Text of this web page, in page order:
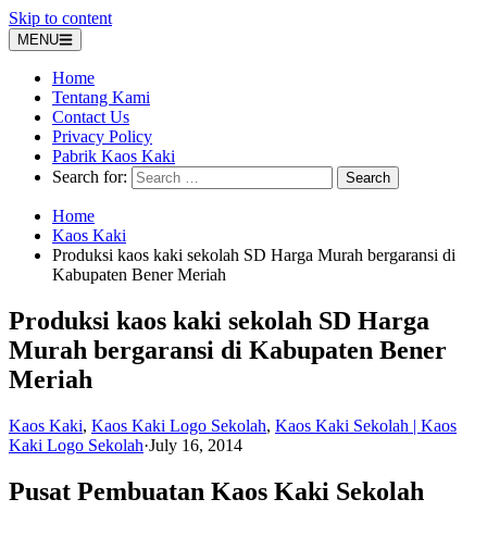
Skip to content
MENU
Home
Tentang Kami
Contact Us
Privacy Policy
Pabrik Kaos Kaki
Search for:
Home
Kaos Kaki
Produksi kaos kaki sekolah SD Harga Murah bergaransi di
Kabupaten Bener Meriah
Produksi kaos kaki sekolah SD Harga
Murah bergaransi di Kabupaten Bener
Meriah
Kaos Kaki, Kaos Kaki Logo Sekolah, Kaos Kaki Sekolah | Kaos
Kaki Logo Sekolah·July 16, 2014
Pusat Pembuatan Kaos Kaki Sekolah